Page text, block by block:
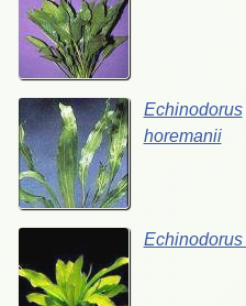
Echinodorus
horemanii
Echinodorus